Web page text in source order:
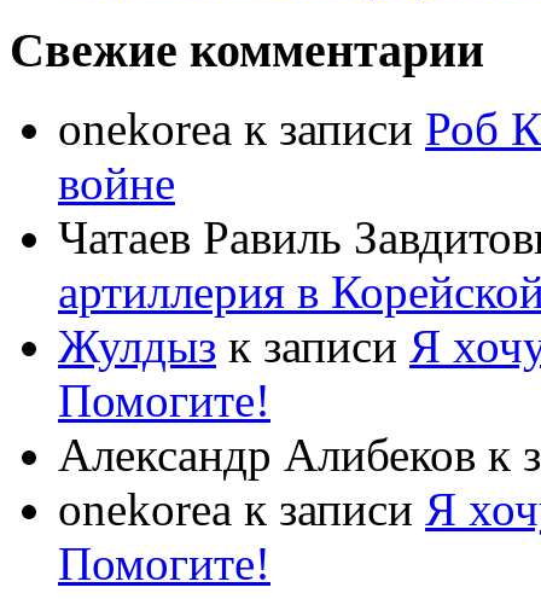
Свежие комментарии
onekorea к записи Роб
войне
Чатаев Равиль
артиллерия в
Жулдыз к записи Я
Помогите!
Александр Алибеков к
onekorea к записи Я
Помогите!